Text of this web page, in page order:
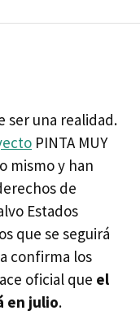
ser una realidad.
PINTA MUY
mismo y han
de
Estados
que se seguirá
confirma los
oficial que el
en julio.